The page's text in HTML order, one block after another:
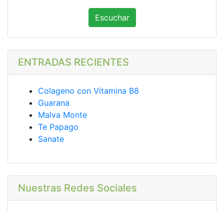
Escuchar
ENTRADAS RECIENTES
Colageno con Vitamina B8
Guarana
Malva Monte
Te Papago
Sanate
Nuestras Redes Sociales